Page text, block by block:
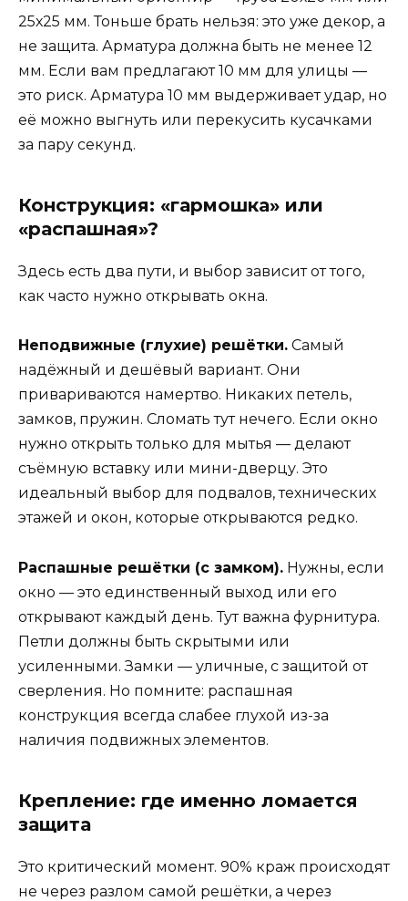
25х25 мм. Тоньше брать нельзя: это уже декор, а
не защита. Арматура должна быть не менее 12
мм. Если вам предлагают 10 мм для улицы —
это риск. Арматура 10 мм выдерживает удар, но
её можно выгнуть или перекусить кусачками
за пару секунд.
Конструкция: «гармошка» или
«распашная»?
Здесь есть два пути, и выбор зависит от того,
как часто нужно открывать окна.
Неподвижные (глухие) решётки. Самый
надёжный и дешёвый вариант. Они
привариваются намертво. Никаких петель,
замков, пружин. Сломать тут нечего. Если окно
нужно открыть только для мытья — делают
съёмную вставку или мини-дверцу. Это
идеальный выбор для подвалов, технических
этажей и окон, которые открываются редко.
Распашные решётки (с замком). Нужны, если
окно — это единственный выход или его
открывают каждый день. Тут важна фурнитура.
Петли должны быть скрытыми или
усиленными. Замки — уличные, с защитой от
сверления. Но помните: распашная
конструкция всегда слабее глухой из-за
наличия подвижных элементов.
Крепление: где именно ломается
защита
Это критический момент. 90% краж происходят
не через разлом самой решётки, а через